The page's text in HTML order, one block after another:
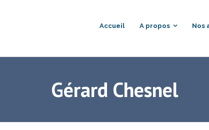
Accueil A propos Nos
Gérard Chesnel